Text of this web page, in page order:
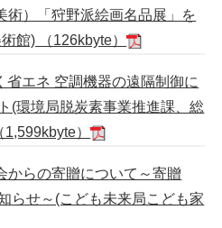
術）「狩野派絵画名品展」を
館) （126kbyte）
省エネ 空調機器の遠隔制御に
(環境局脱炭素事業推進課、総
1,599kbyte）
からの寄贈について～寄贈
らせ～(こども未来局こども家